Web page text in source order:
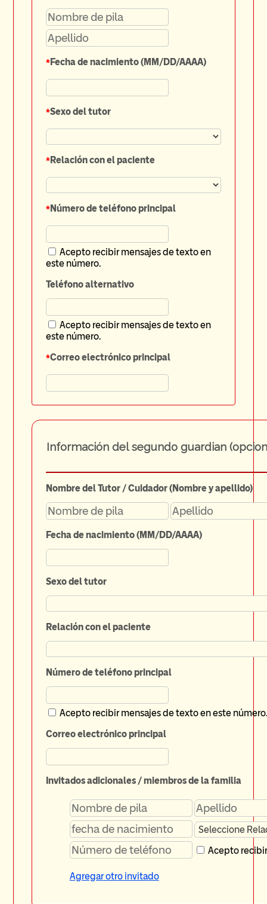
*Fecha de nacimiento (MM/DD/AAAA)
*Sexo del tutor
*Relación con el paciente
*Número de teléfono principal
este número.
Teléfono alternativo
este número.
*Correo electrónico principal
Información del segundo guardian
Nombre del Tutor / Cuidador (Nombre y apellido)
Fecha de nacimiento (MM/DD/AAAA)
Sexo del tutor
Relación con el paciente
Número de teléfono principal
Acepto recibir mensajes de texto en este número.
Correo electrónico principal
Invitados adicionales / miembros de la familia
Acepto
Agregar otro invitado